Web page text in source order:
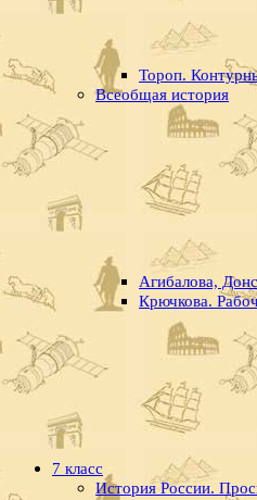
Тороп.
Всеобщая история
Агибалова,
Крючкова.
7 класс
История России.